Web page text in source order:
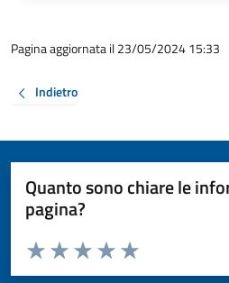
Pagina aggiornata il 23/05/2024 15:33
Indietro
Quanto sono chiare le
pagina?
Valuta da 1 a 5 stelle la pagina
Valuta 5 stelle su
Valuta 4 stelle su 5
Valuta 3 stelle su 5
Valuta 2 stelle su 5
Valuta 1 stelle su 5